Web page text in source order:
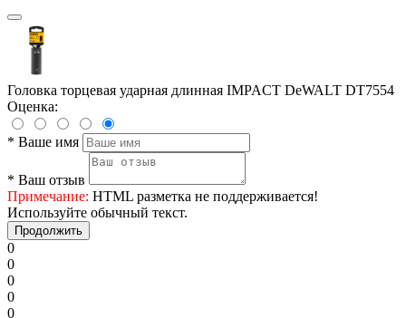
Головка торцевая ударная длинная IMPACT DeWALT DT7554
Оценка:
* Ваше имя
* Ваш отзыв
Примечание: HTML разметка не поддерживается!
Используйте обычный текст.
Продолжить
0
0
0
0
0